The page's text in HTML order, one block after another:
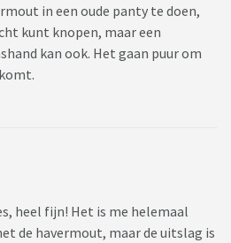
in een oude panty te doen,
kunt knopen, maar een
kan ook. Het gaan puur om
heel fijn! Het is me helemaal
de havermout, maar de uitslag is